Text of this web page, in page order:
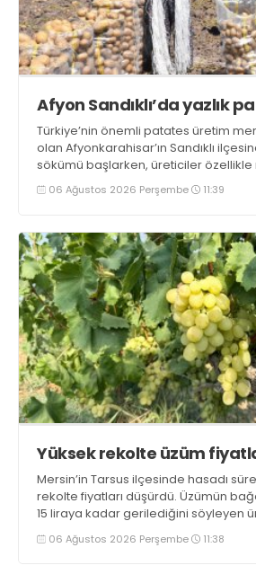
Afyon Sandıklı’da yazlık
Türkiye’nin önemli patates üretim
olan Afyonkarahisar’ın Sandıklı
sökümü başlarken, üreticiler özellikle
yaklaşık 2 ay olması ve rengi
Sandıklı patatesinin daha fazla tercih
06 Ağustos 2026 Perşembe 11:39
Yüksek rekolte üzüm
Mersin’in Tarsus ilçesinde hasadı
rekolte fiyatları düşürdü. Üzümün
15 liraya kadar gerilediğini söyleyen
tepki gösterdi
06 Ağustos 2026 Perşembe 11:38